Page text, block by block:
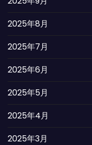
2025年8月
2025年7月
2025年6月
2025年5月
2025年4月
2025年3月